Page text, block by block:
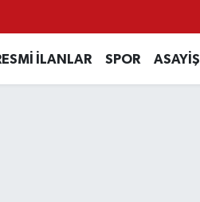
İLANLAR SPOR ASAYİŞ